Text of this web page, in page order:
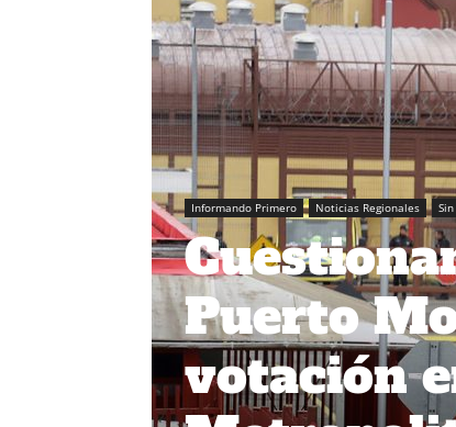
Informando Primero Noticias Regionales
Puerto
votación